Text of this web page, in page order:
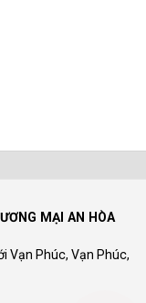
MẠI AN HÒA
Vạn Phúc, Vạn Phúc,